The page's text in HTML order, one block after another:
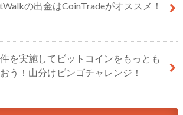
の出金はCoinTradeがオススメ！
を実施してビットコインをもっとも
う！山分けビンゴチャレンジ！